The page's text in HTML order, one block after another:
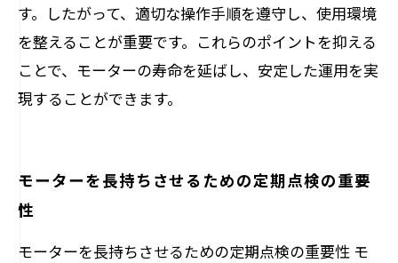
す。したがって、適切な操作手順を遵守し、使用環境
を整えることが重要です。これらのポイントを抑える
ことで、モーターの寿命を延ばし、安定した運用を実
現することができます。
モーターを長持ちさせるための定期点検の重要
性
モーターを長持ちさせるための定期点検の重要性 モ